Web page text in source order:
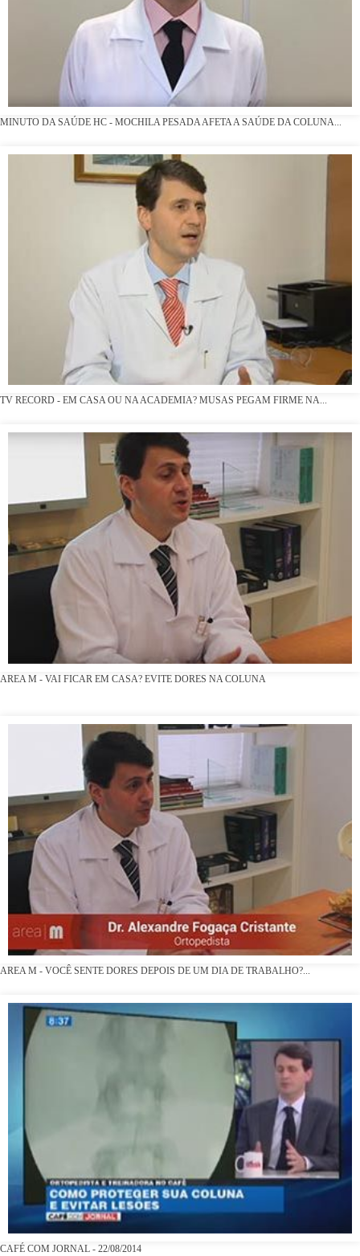
MINUTO DA SAÚDE HC - MOCHILA PESADA AFETA A SAÚDE DA COLUNA...
TV RECORD - EM CASA OU NA ACADEMIA? MUSAS PEGAM FIRME NA...
AREA M - VAI FICAR EM CASA? EVITE DORES NA COLUNA
AREA M - VOCÊ SENTE DORES DEPOIS DE UM DIA DE TRABALHO?...
CAFÉ COM JORNAL - 22/08/2014